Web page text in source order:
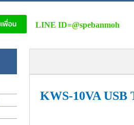
LINE ID=@spebanmoh
KWS-10VA USB